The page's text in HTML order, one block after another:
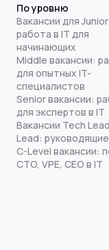
По уровню
Вакансии для
работа в IT для
начинающих
Middle вакансии:
для опытных IT-
специалистов
Senior вакансии:
для экспертов в IT
Вакансии Tech
Lead:
C-Level вакансии:
CTO, VPE, CEO в IT